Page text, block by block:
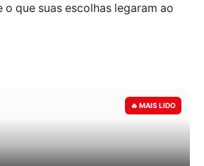
o que suas escolhas legaram ao